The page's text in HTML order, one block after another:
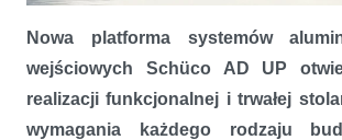
Drzwi Schüco AD UP – uniwersalne wyjście
Nowa platforma systemów
wejściowych Schüco AD UP
realizacji funkcjonalnej i trwałej
wymagania każdego rodzaju